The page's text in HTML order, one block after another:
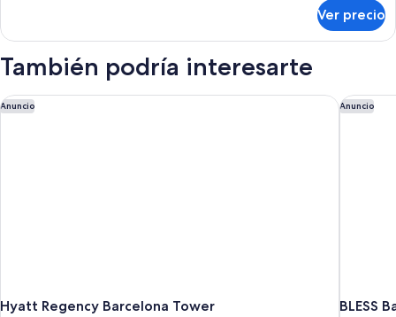
Ver precio
También podría interesarte
Anuncio
Hyatt Regency Barcelona Tower
Hyatt Regency Barcelona Tower Anuncio
BLESS
BLESS